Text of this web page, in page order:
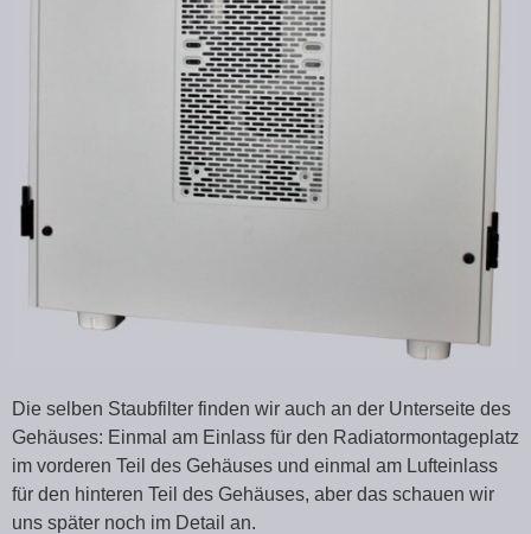
Die selben Staubfilter finden wir auch an der Unterseite des
Gehäuses: Einmal am Einlass für den Radiatormontageplatz
im vorderen Teil des Gehäuses und einmal am Lufteinlass
für den hinteren Teil des Gehäuses, aber das schauen wir
uns später noch im Detail an.